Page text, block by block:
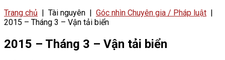
Trang chủ | Tài nguyên | Góc nhìn Chuyên gia / Pháp luật |
2015 – Tháng 3 – Vận tải biển
2015 – Tháng 3 – Vận tải biển